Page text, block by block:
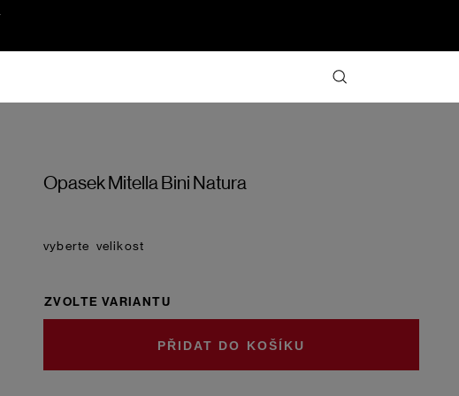
Opasek Mitella Bini Natura
velikost
ZVOLTE VARIANTU
DO KOŠÍKU